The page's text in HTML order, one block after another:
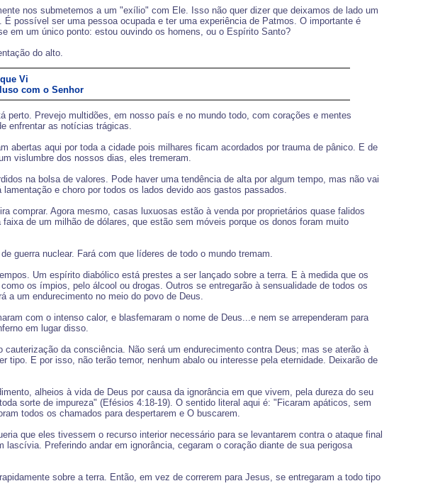
nos submetemos a um "exílio" com Ele. Isso não quer dizer que deixamos de lado um
possível ser uma pessoa ocupada e ter uma experiência de Patmos. O importante é
em um único ponto: estou ouvindo os homens, ou o Espírito Santo?
do alto.
Vi
com o Senhor
Prevejo multidões, em nosso país e no mundo todo, com corações e mentes
enfrentar as notícias trágicas.
aqui por toda a cidade pois milhares ficam acordados por trauma de pânico. E de
vislumbre dos nossos dias, eles tremeram.
na bolsa de valores. Pode haver uma tendência de alta por algum tempo, mas não vai
e choro por todos os lados devido aos gastos passados.
comprar. Agora mesmo, casas luxuosas estão à venda por proprietários quase falidos
de um milhão de dólares, que estão sem móveis porque os donos foram muito
guerra nuclear. Fará com que líderes de todo o mundo tremam.
Um espírito diabólico está prestes a ser lançado sobre a terra. E à medida que os
os ímpios, pelo álcool ou drogas. Outros se entregarão à sensualidade de todos os
a um endurecimento no meio do povo de Deus.
com o intenso calor, e blasfemaram o nome de Deus...e nem se arrependeram para
em lugar disso.
da consciência. Não será um endurecimento contra Deus; mas se aterão à
E por isso, não terão temor, nenhum abalo ou interesse pela eternidade. Deixarão de
alheios à vida de Deus por causa da ignorância em que vivem, pela dureza do seu
sorte de impureza" (Efésios 4:18-19). O sentido literal aqui é: "Ficaram apáticos, sem
todos os chamados para despertarem e O buscarem.
que eles tivessem o recurso interior necessário para se levantarem contra o ataque final
Preferindo andar em ignorância, cegaram o coração diante de sua perigosa
sobre a terra. Então, em vez de correrem para Jesus, se entregaram a todo tipo